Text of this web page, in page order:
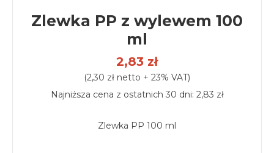
Zlewka PP z wylewem 100
ml
2,83 zł
(2,30 zł netto + 23% VAT)
Najniższa cena z ostatnich 30 dni: 2,83 zł
Zlewka PP 100 ml